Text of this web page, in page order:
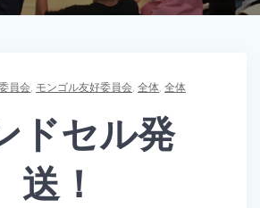
キ
員会, モンゴル友好委員会, 全体, 全体
ドセル発
送！